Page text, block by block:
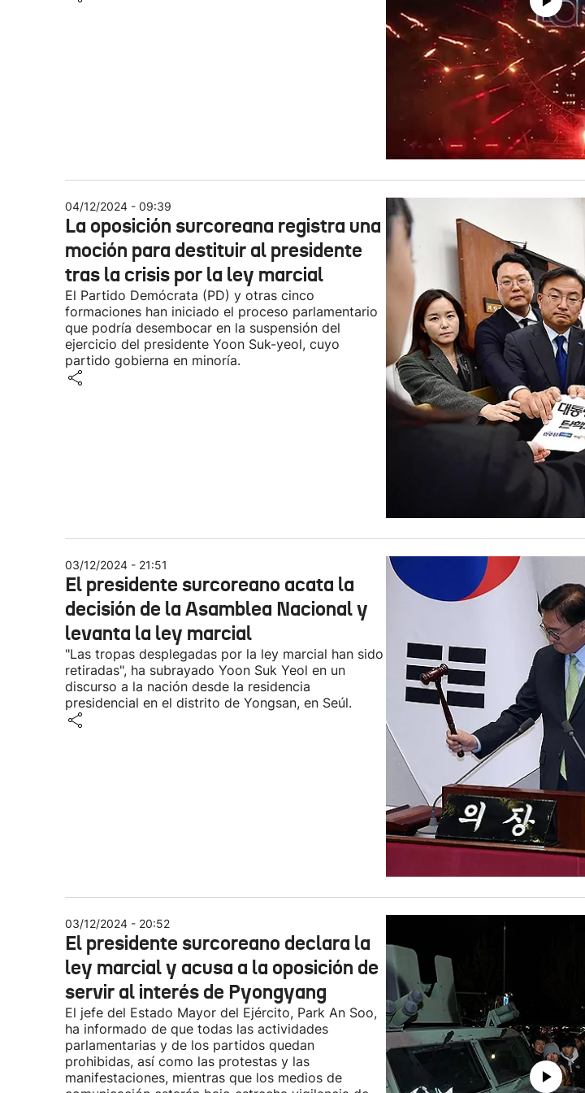
04/12/2024 - 09:39
La oposición surcoreana registra una
moción para destituir al presidente
tras la crisis por la ley marcial
El Partido Demócrata (PD) y otras cinco
formaciones han iniciado el proceso parlamentario
que podría desembocar en la suspensión del
ejercicio del presidente Yoon Suk-yeol, cuyo
partido gobierna en minoría.
03/12/2024 - 21:51
El presidente surcoreano acata la
decisión de la Asamblea Nacional y
levanta la ley marcial
"Las tropas desplegadas por la ley marcial han sido
retiradas", ha subrayado Yoon Suk Yeol en un
discurso a la nación desde la residencia
presidencial en el distrito de Yongsan, en Seúl.
03/12/2024 - 20:52
El presidente surcoreano declara la
ley marcial y acusa a la oposición de
servir al interés de Pyongyang
El jefe del Estado Mayor del Ejército, Park An Soo,
ha informado de que todas las actividades
parlamentarias y de los partidos quedan
prohibidas, así como las protestas y las
manifestaciones, mientras que los medios de